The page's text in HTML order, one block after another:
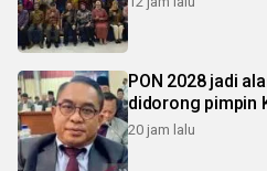
PON 2028 jadi
didorong pimpin
20 jam lalu